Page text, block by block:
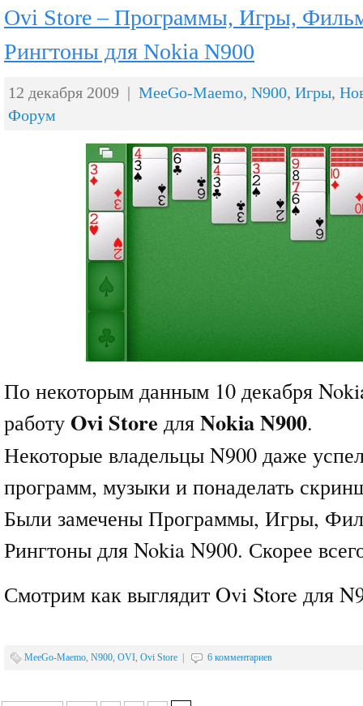
Ovi Store – Программы, Игры,
Рингтоны для Nokia N900
12 декабря 2009 | MeeGo-Maemo, N900, Игры,
Форум
По некоторым данным 10 декабря
работу Ovi Store для Nokia N900.
Некоторые владельцы N900 даже
программ, музыки и понаделать
Были замечены Программы, Игры,
Рингтоны для Nokia N900. Скорее
Смотрим как выглядит Ovi Store для
MeeGo-Maemo, N900, OVI, Ovi Store 6 комментариев